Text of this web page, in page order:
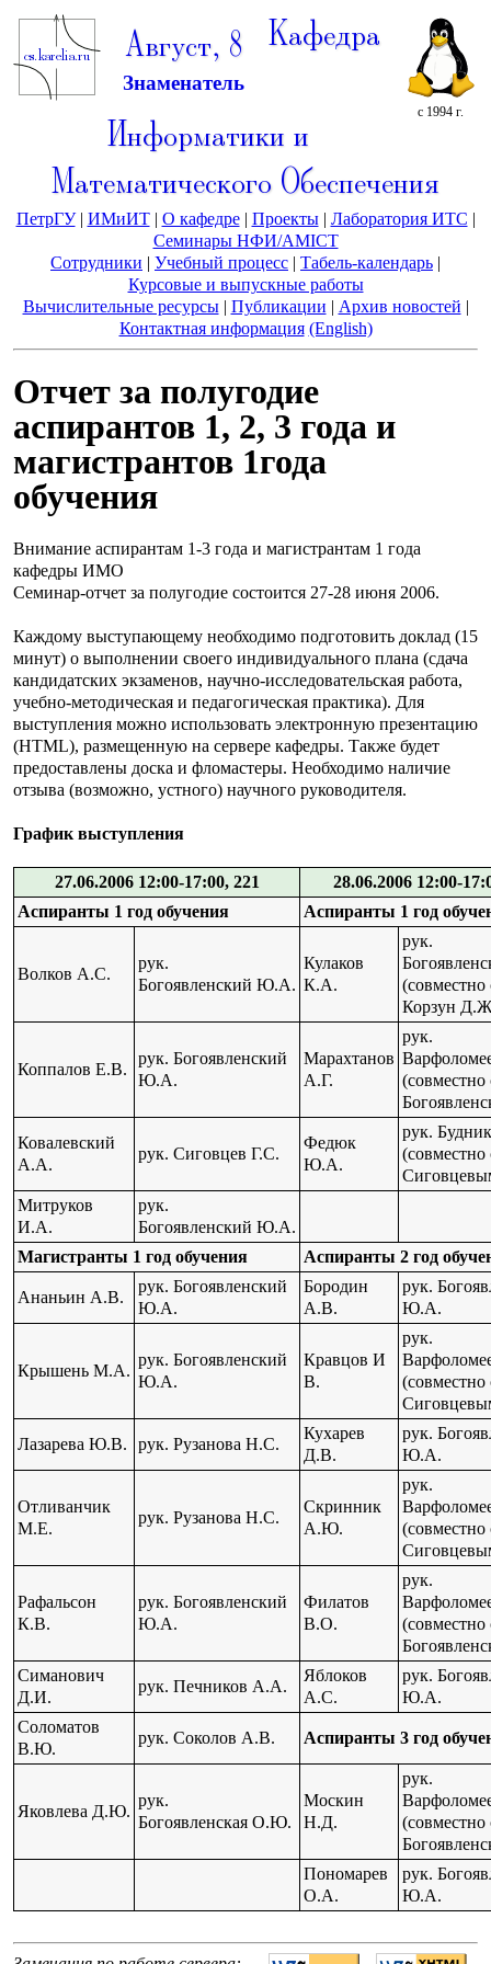
Август, 8
Знаменатель
с 1994 г.
Кафедра
Информатики и
Математического Обеспечения
ПетрГУ| ИМиИТ| О кафедре| Проекты| Лаборатория ИТС |
Семинары НФИ/AMICT
Сотрудники | Учебный процесс | Табель-календарь |
Курсовые и выпускные работы
Вычислительные ресурсы| Публикации | Архив новостей |
Контактная информация (English)
Отчет за полугодие
аспирантов 1, 2, 3 года и
магистрантов 1года
обучения
Внимание аспирантам 1-3 года и магистрантам 1 года
кафедры ИМО
Семинар-отчет за полугодие состоится 27-28 июня 2006.
Каждому выступающему необходимо подготовить доклад (15
минут) о выполнении своего индивидуального плана (сдача
кандидатских экзаменов, научно-исследовательская работа,
учебно-методическая и педагогическая практика). Для
выступления можно использовать электронную презентацию
(HTML), размещенную на сервере кафедры. Также будет
предоставлены доска и фломастеры. Необходимо наличие
отзыва (возможно, устного) научного руководителя.
График выступления
27.06.2006 12:00-17:00, 221
28.06.2006 12:00-
Аспиранты 1 год обучения
Аспиранты 1 год
Волков А.С.
рук.
Богоявленский Ю.А.
Кулаков
К.А.
рук.
(совместно
Корзун
Коппалов Е.В.
рук. Богоявленский
Ю.А.
Марахтанов
А.Г.
рук.
(совместно
Ковалевский
А.А.
рук. Сиговцев Г.С.
Федюк
Ю.А.
рук.
(совместно
Митруков
И.А.
рук.
Богоявленский Ю.А.
Магистранты 1 год обучения
Аспиранты 2 год
Ананьин А.В.
рук. Богоявленский
Ю.А.
Бородин
А.В.
рук.
Ю.А.
Крышень М.А.
рук. Богоявленский
Ю.А.
Кравцов И
В.
рук.
(совместно
Лазарева Ю.В. рук. Рузанова Н.С.
Кухарев
Д.В.
рук.
Ю.А.
Отливанчик
М.Е.
рук. Рузанова Н.С.
Скринник
А.Ю.
рук.
(совместно
Рафальсон
К.В.
рук. Богоявленский
Ю.А.
Филатов
В.О.
рук.
(совместно
Симанович
Д.И.
рук. Печников А.А.
Яблоков
А.С.
рук.
Ю.А.
Соломатов
В.Ю.
рук. Соколов А.В. Аспиранты 3 год
Яковлева Д.Ю.
рук.
Богоявленская О.Ю.
Москин
Н.Д.
рук.
(совместно
Пономарев
О.А.
рук.
Ю.А.